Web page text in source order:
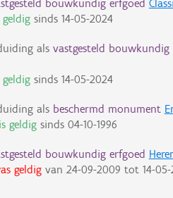
bouwkundig erfgoed
geldigsinds 14-05-2024
als vastgesteld bouwkundig
geldigsinds 14-05-2024
als beschermd monument
is geldigsinds 04-10-1996
bouwkundig erfgoed
geldigvan 24-09-2009 tot 14-